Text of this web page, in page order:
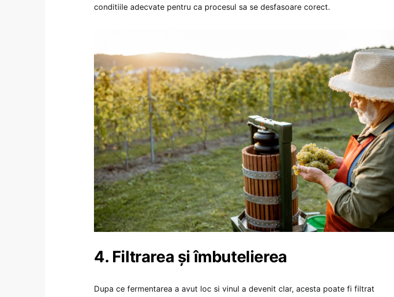
conditiile adecvate pentru ca procesul sa se desfasoare corect.
4. Filtrarea și îmbutelierea
Dupa ce fermentarea a avut loc si vinul a devenit clar, acesta poate fi filtrat